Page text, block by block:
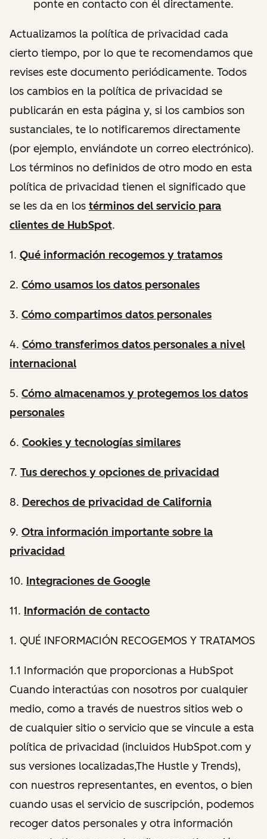
ponte en contacto con él directamente.
Actualizamos la política de privacidad cada
cierto tiempo, por lo que te recomendamos que
revises este documento periódicamente. Todos
los cambios en la política de privacidad se
publicarán en esta página y, si los cambios son
sustanciales, te lo notificaremos directamente
(por ejemplo, enviándote un correo electrónico).
Los términos no definidos de otro modo en esta
política de privacidad tienen el significado que
se les da en los términos del servicio para
clientes de HubSpot.
1. Qué información recogemos y tratamos
2. Cómo usamos los datos personales
3. Cómo compartimos datos personales
4. Cómo transferimos datos personales a nivel
internacional
5. Cómo almacenamos y protegemos los datos
personales
6. Cookies y tecnologías similares
7. Tus derechos y opciones de privacidad
8. Derechos de privacidad de California
9. Otra información importante sobre la
privacidad
10. Integraciones de Google
11. Información de contacto
1. QUÉ INFORMACIÓN RECOGEMOS Y TRATAMOS
1.1 Información que proporcionas a HubSpot
Cuando interactúas con nosotros por cualquier
medio, como a través de nuestros sitios web o
de cualquier sitio o servicio que se vincule a esta
política de privacidad (incluidos HubSpot.com y
sus versiones localizadas,The Hustle y Trends),
con nuestros representantes, en eventos, o bien
cuando usas el servicio de suscripción, podemos
recoger datos personales y otra información